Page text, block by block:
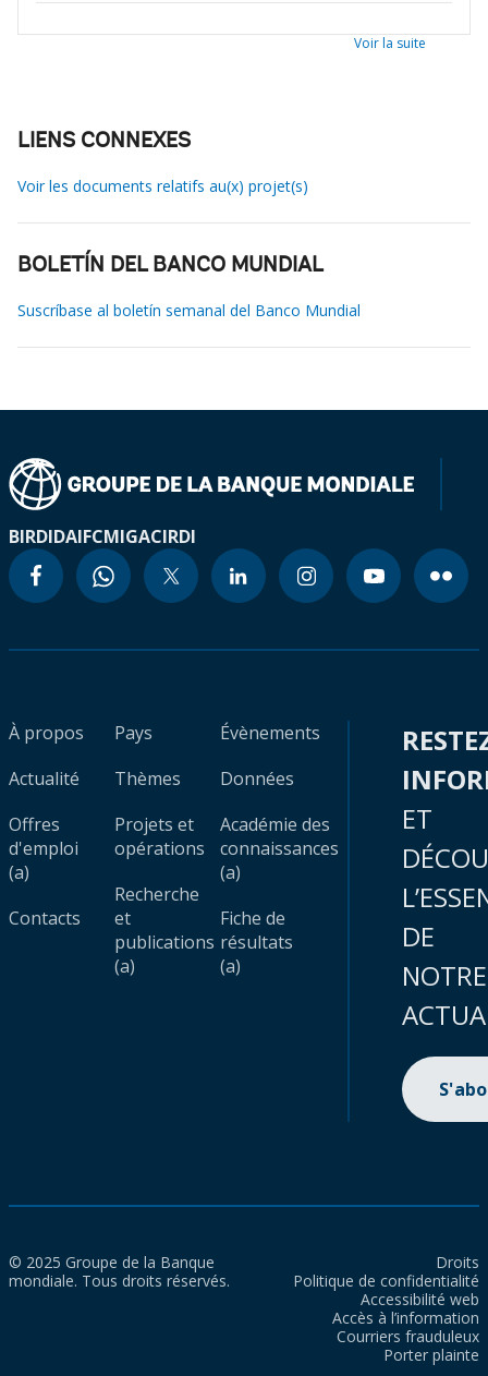
Voir la suite
LIENS CONNEXES
Voir les documents relatifs au(x) projet(s)
BOLETÍN DEL BANCO MUNDIAL
Suscríbase al boletín semanal del Banco Mundial
BIRDIDAIFCMIGACIRDI
À propos
Actualité
Offres
d'emploi
(a)
Contacts
Pays
Thèmes
Projets et
opérations
Recherche
et
publications
(a)
Évènements
Données
Académie des
connaissances
(a)
Fiche de
résultats
(a)
ET
DE
NOTRE
© 2025 Groupe de la Banque
mondiale. Tous droits réservés.
Droits
Politique de confidentialité
Accessibilité web
Accès à l’information
Courriers frauduleux
Porter plainte